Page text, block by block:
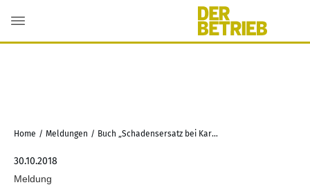
Home / Meldungen / Buch „Schadensersatz bei Kartellverstößen“
30.10.2018
Meldung